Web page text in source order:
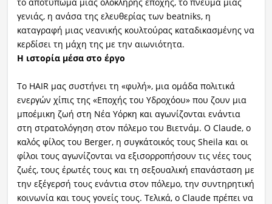
γενιάς, η ανάσα της ελευθερίας των beatniks, η
καταγραφή μιας νεανικής κουλτούρας καταδικασμένης να
κερδίσει τη μάχη της με την αιωνιότητα.
Η ιστορία μέσα στο έργο
Το HAIR μας συστήνει τη «φυλή», μια ομάδα πολιτικά
ενεργών χίπις της «Εποχής του Υδροχόου» που ζουν μια
μποέμικη ζωή στη Νέα Υόρκη και αγωνίζονται ενάντια
στη στρατολόγηση στον πόλεμο του Βιετνάμ. Ο Claude, ο
καλός φίλος του Berger, η συγκάτοικός τους Sheila και οι
φίλοι τους αγωνίζονται να εξισορροπήσουν τις νέες τους
ζωές, τους έρωτές τους και τη σεξουαλική επανάσταση με
την εξέγερσή τους ενάντια στον πόλεμο, την συντηρητική
κοινωνία και τους γονείς τους. Τελικά, ο Claude πρέπει να